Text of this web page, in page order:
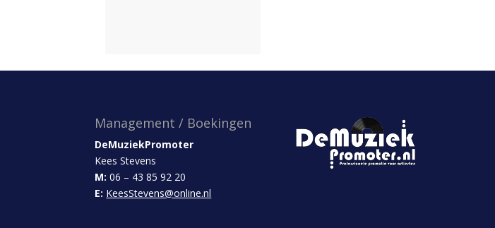
Management / Boekingen
DeMuziekPromoter
Kees Stevens
M: 06 – 43 85 92 20
E: KeesStevens@online.nl